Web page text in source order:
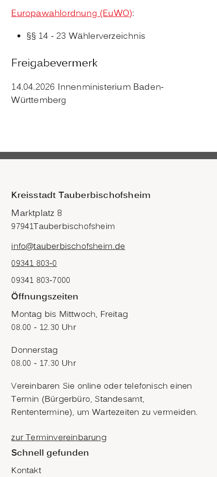
Europawahlordnung (EuWO):
§§ 14 - 23 Wählerverzeichnis
Freigabevermerk
14.04.2026 Innenministerium Baden-
Württemberg
Kreisstadt Tauberbischofsheim
Marktplatz 8
97941Tauberbischofsheim
info@tauberbischofsheim.de
09341 803-0
09341 803-7000
Öffnungszeiten
Montag bis Mittwoch, Freitag
08.00 - 12.30 Uhr
Donnerstag
08.00 - 17.30 Uhr
Vereinbaren Sie online oder telefonisch einen
Termin (Bürgerbüro, Standesamt,
Rententermine), um Wartezeiten zu vermeiden.
zur Terminvereinbarung
Schnell gefunden
Kontakt